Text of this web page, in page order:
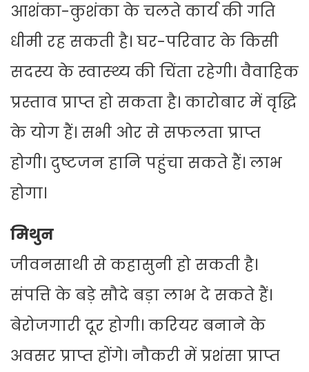
आशंका-कुशंका के चलते कार्य की गति
धीमी रह सकती है। घर-परिवार के किसी
सदस्य के स्वास्थ्‍य की चिंता रहेगी। वैवाहिक
प्रस्ताव प्राप्त हो सकता है। कारोबार में वृद्धि
के योग हैं। सभी ओर से सफलता प्राप्त
होगी। दुष्टजन हानि पहुंचा सकते हैं। लाभ
होगा।
मिथुन
जीवनसाथी से कहासुनी हो सकती है।
संपत्ति के बड़े सौदे बड़ा लाभ दे सकते हैं।
बेरोजगारी दूर होगी। करियर बनाने के
अवसर प्राप्त होंगे। नौकरी में प्रशंसा प्राप्त